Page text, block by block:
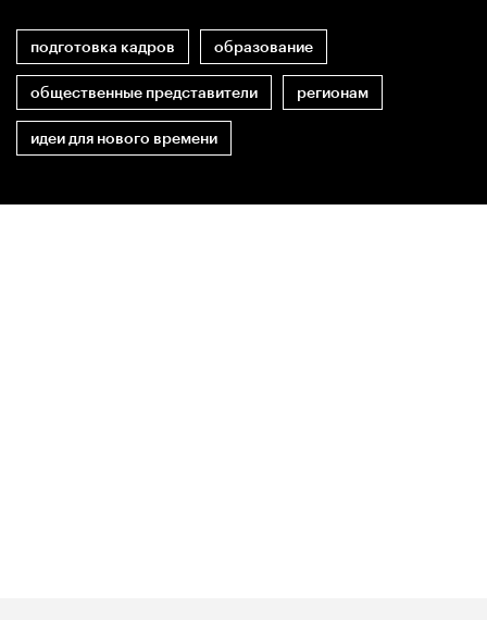
подготовка кадров образование
общественные представители регионам
идеи для нового времени